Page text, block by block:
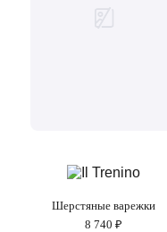
Шерстяные варежки
8 740 ₽